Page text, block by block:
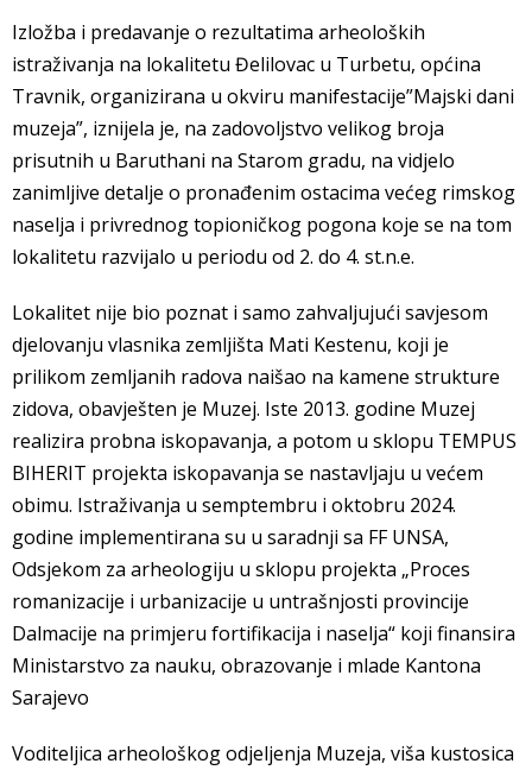
Izložba i predavanje o rezultatima arheoloških
istraživanja na lokalitetu Đelilovac u Turbetu, općina
Travnik, organizirana u okviru manifestacije”Majski dani
muzeja”, iznijela je, na zadovoljstvo velikog broja
prisutnih u Baruthani na Starom gradu, na vidjelo
zanimljive detalje o pronađenim ostacima većeg rimskog
naselja i privrednog topioničkog pogona koje se na tom
lokalitetu razvijalo u periodu od 2. do 4. st.n.e.
Lokalitet nije bio poznat i samo zahvaljujući savjesom
djelovanju vlasnika zemljišta Mati Kestenu, koji je
prilikom zemljanih radova naišao na kamene strukture
zidova, obavješten je Muzej. Iste 2013. godine Muzej
realizira probna iskopavanja, a potom u sklopu TEMPUS
BIHERIT projekta iskopavanja se nastavljaju u većem
obimu. Istraživanja u semptembru i oktobru 2024.
godine implementirana su u saradnji sa FF UNSA,
Odsjekom za arheologiju u sklopu projekta „Proces
romanizacije i urbanizacije u untrašnjosti provincije
Dalmacije na primjeru fortifikacija i naselja“ koji finansira
Ministarstvo za nauku, obrazovanje i mlade Kantona
Sarajevo
Voditeljica arheološkog odjeljenja Muzeja, viša kustosica